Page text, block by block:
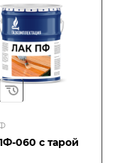
060 с тарой